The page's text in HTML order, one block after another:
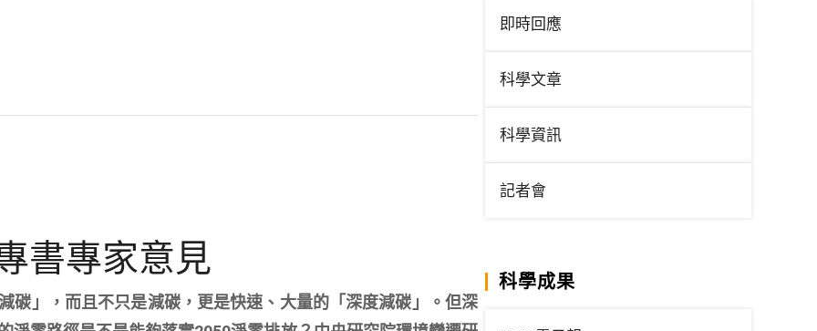
書專家意見
碳」，而且不只是減碳，更是快速、大量的「深度減碳」。但深
即時回應
科學文章
科學資訊
記者會
科學成果